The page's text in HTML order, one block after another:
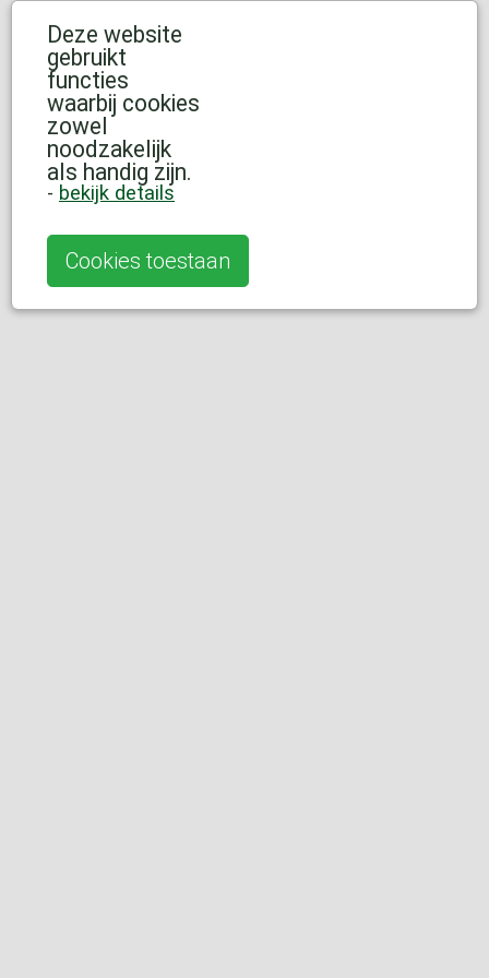
Deze website
gebruikt
functies
waarbij cookies
zowel
noodzakelijk
als handig zijn.
- bekijk details
Cookies toestaan